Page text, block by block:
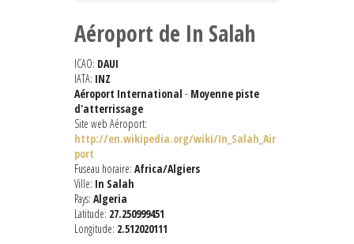
Aéroport de In Salah
ICAO: DAUI
IATA: INZ
Aéroport International - Moyenne piste
d'atterrissage
Site web Aéroport:
http://en.wikipedia.org/wiki/In_Salah_Air
port
Fuseau horaire: Africa/Algiers
Ville: In Salah
Pays: Algeria
Latitude: 27.250999451
Longitude: 2.512020111